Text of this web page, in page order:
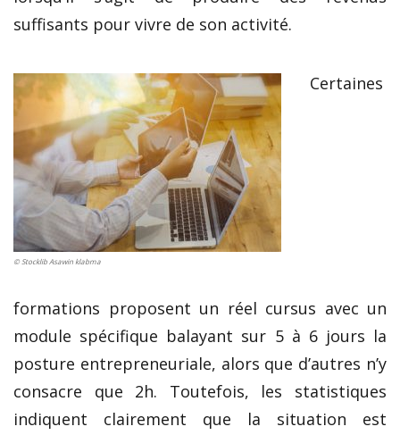
suffisants pour vivre de son activité.
© Stocklib Asawin klabma
Certaines
formations proposent un réel cursus avec un
module spécifique balayant sur 5 à 6 jours la
posture entrepreneuriale, alors que d’autres n’y
consacre que 2h. Toutefois, les statistiques
indiquent clairement que la situation est